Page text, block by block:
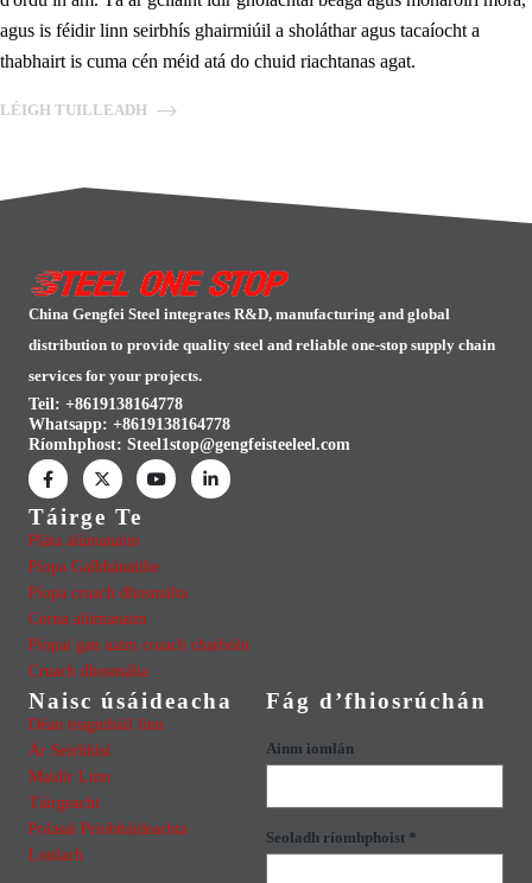
agus is féidir linn seirbhís ghairmiúil a sholáthar agus tacaíocht a
thabhairt is cuma cén méid atá do chuid riachtanas agat.
LÉIGH TUILLEADH
China Gengfei Steel integrates R&D, manufacturing and global
distribution to provide quality steel and reliable one-stop supply chain
services for your projects.
Teil: +8619138164778
Whatsapp: +8619138164778
Ríomhphost: Steel1stop@gengfeisteeleel.com
Táirge Te
Pláta alúmanaim
Píopa Galbhánaithe
Píopa cruach dhosmálta
Corna alúmanaim
Píopaí gan uaim cruach charbóin
Cruach dhosmálta
Naisc úsáideacha
Déan teagmháil linn
Ár Seirbhísí
Maidir Linn
Táirgeacht
Polasaí Príobháideachta
Lonlach
Fág d’fhiosrúchán
Ainm iomlán
Seoladh ríomhphoist *